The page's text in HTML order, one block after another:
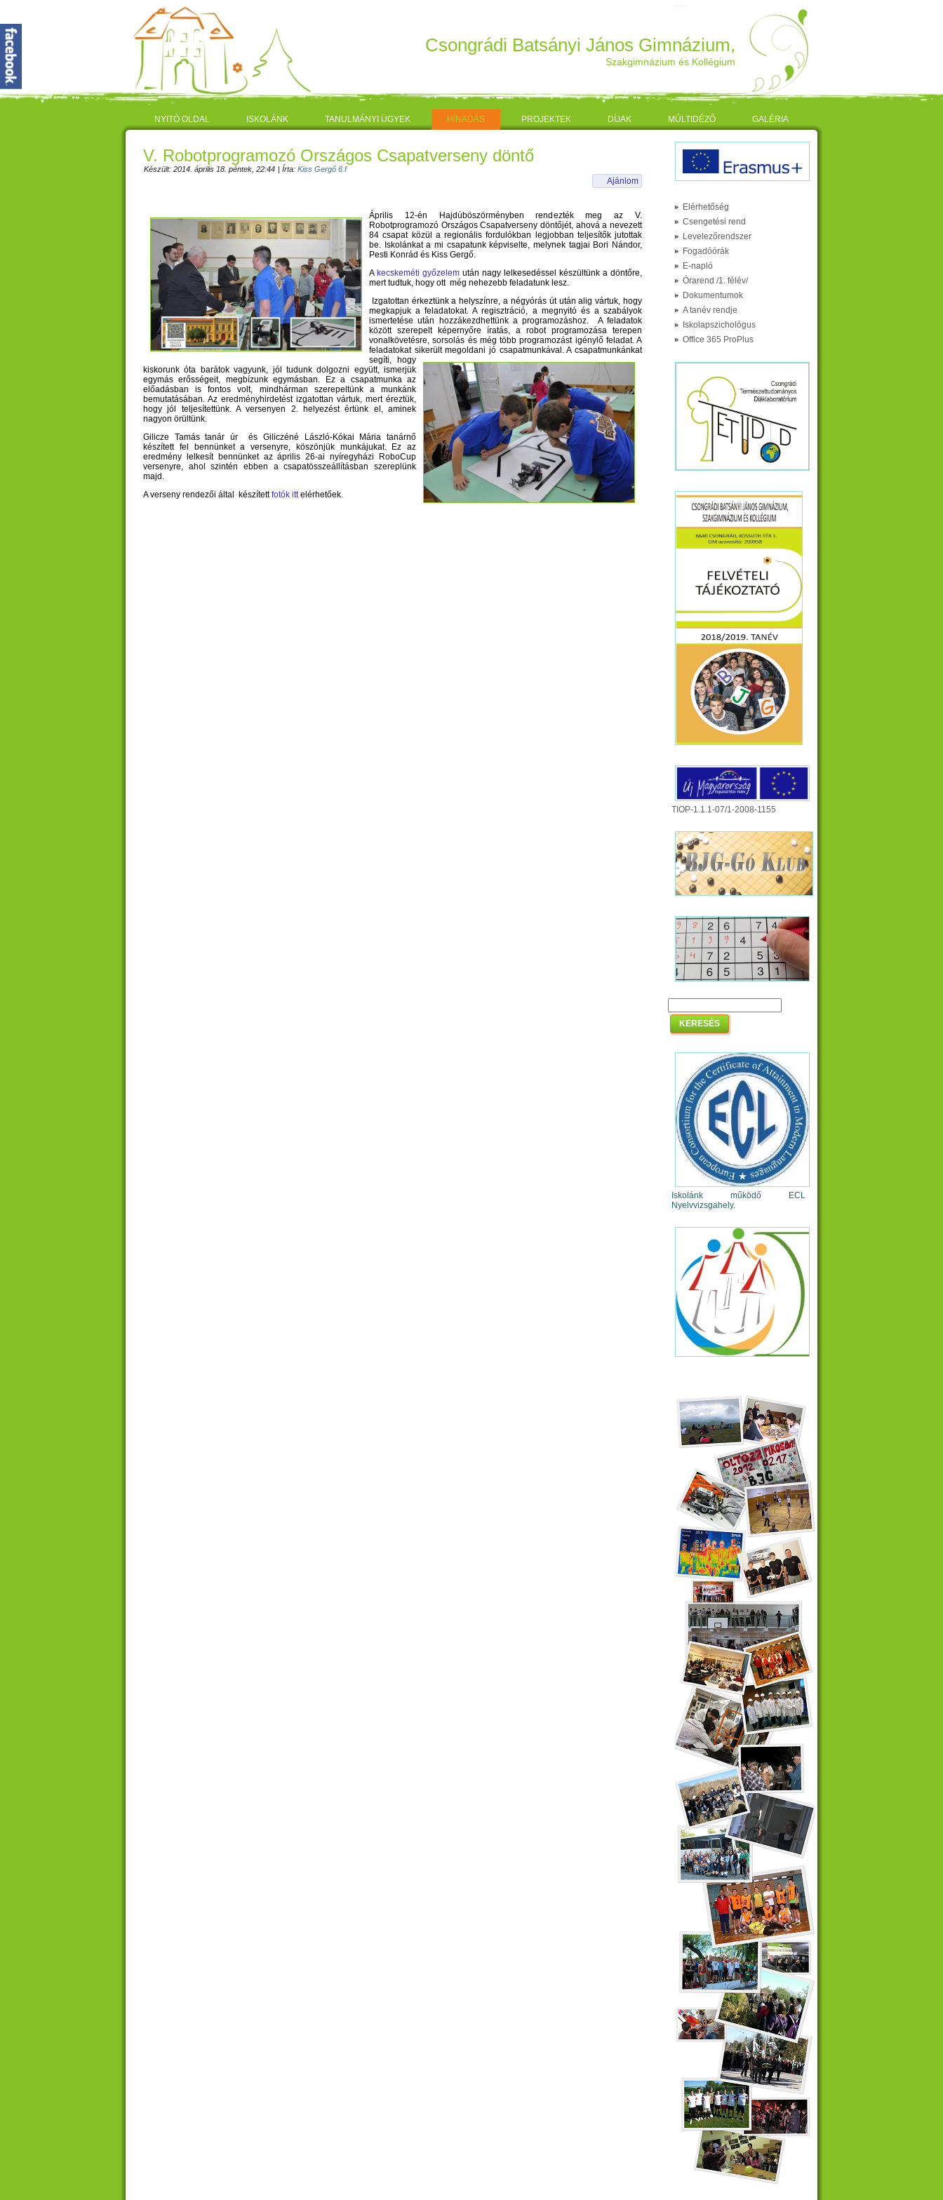
Csongrádi Batsányi János Gimnázium,
Szakgimnázium és Kollégium
NYITÓ OLDAL ISKOLÁNK TANULMÁNYI ÜGYEK HÍRADÁS PROJEKTEK DÍJAK MÚLTIDÉZŐ GALÉRIA
V. Robotprogramozó Országos Csapatverseny döntő
Készült: 2014. április 18. péntek, 22:44 | Írta: Kiss Gergő 6.f
Ajánlom
Április 12-én Hajdúböszörményben rendezték meg az V.
Robotprogramozó Országos Csapatverseny döntőjét, ahová a nevezett
84 csapat közül a regionális fordulókban legjobban teljesítők jutottak
be. Iskolánkat a mi csapatunk képviselte, melynek tagjai Bori Nándor,
Pesti Konrád és Kiss Gergő.
A kecskeméti győzelem után nagy lelkesedéssel készültünk a döntőre,
mert tudtuk, hogy ott még nehezebb feladatunk lesz.
Izgatottan érkeztünk a helyszínre, a négyórás út után alig vártuk, hogy
megkapjuk a feladatokat. A regisztráció, a megnyitó és a szabályok
ismertetése után hozzákezdhettünk a programozáshoz. A feladatok
között szerepelt képernyőre íratás, a robot programozása terepen
vonalkövetésre, sorsolás és még több programozást igénylő feladat. A
feladatokat sikerült megoldani jó csapatmunkával.A csapatmunkánkat
segíti, hogy
kiskorunk óta barátok vagyunk, jól tudunk dolgozni együtt, ismerjük
egymás erősségeit, megbízunk egymásban. Ez a csapatmunka az
előadásban is fontos volt, mindhárman szerepeltünk a munkánk
bemutatásában. Az eredményhirdetést izgatottan vártuk, mert éreztük,
hogy jól teljesítettünk. A versenyen 2. helyezést értünk el, aminek
nagyon örültünk.
Gilicze Tamás tanár úr és Giliczéné László-Kókai Mária tanárnő
készített fel bennünket a versenyre, köszönjük munkájukat. Ez az
eredmény lelkesít bennünket az április 26-ai nyíregyházi RoboCup
versenyre, ahol szintén ebben a csapatösszeállításban szereplünk
majd.
A verseny rendezői által készítettfotók ittelérhetőek.
Elérhetőség
Csengetési rend
Levelezőrendszer
Fogadóórák
E-napló
Órarend /1. félév/
Dokumentumok
A tanév rendje
Iskolapszichológus
Office 365 ProPlus
TIOP-1.1.1-07/1-2008-1155
Iskolánk működő ECL
Nyelvvizsgahely.